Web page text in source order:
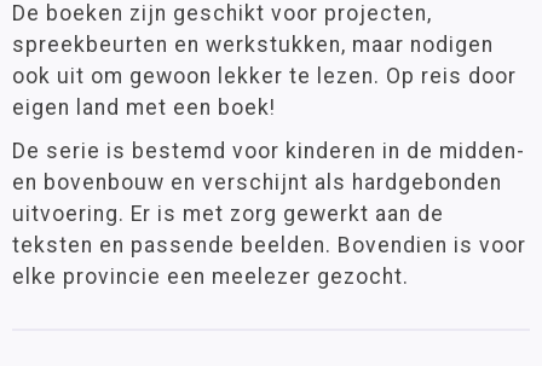
De boeken zijn geschikt voor projecten,
spreekbeurten en werkstukken, maar nodigen
ook uit om gewoon lekker te lezen. Op reis door
eigen land met een boek!
De serie is bestemd voor kinderen in de midden-
en bovenbouw en verschijnt als hardgebonden
uitvoering. Er is met zorg gewerkt aan de
teksten en passende beelden. Bovendien is voor
elke provincie een meelezer gezocht.